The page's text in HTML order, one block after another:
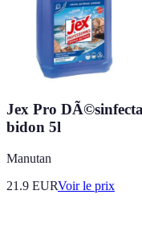
Jex Pro
bidon 5l
Manutan
21.9 EURVoir le prix